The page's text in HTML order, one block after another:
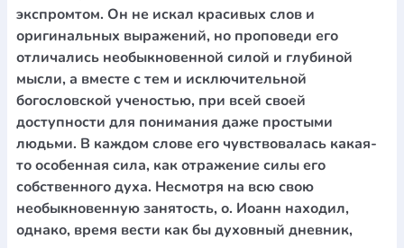
экспромтом. Он не искал красивых слов и
оригинальных выражений, но проповеди его
отличались необыкновенной силой и глубиной
мысли, а вместе с тем и исключительной
богословской ученостью, при всей своей
доступности для понимания даже простыми
людьми. В каждом слове его чувствовалась какая-
то особенная сила, как отражение силы его
собственного духа. Несмотря на всю свою
необыкновенную занятость, о. Иоанн находил,
однако, время вести как бы духовный дневник,